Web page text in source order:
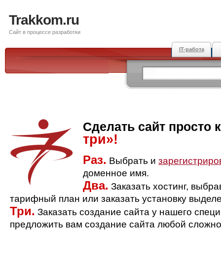
Trakkom.ru
Сайт в процессе разработки
IT-работа
Сделать сайт просто
три»!
Раз. Выбрать и
доменное имя.
Два. Заказать хостинг,
тарифный план или заказать установку
Три. Заказать создание сайта у нашего
предложить вам создание сайта любой